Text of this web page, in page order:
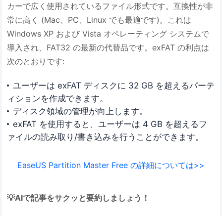
カーで広く使用されているファイル形式です。互換性が非
常に高く (Mac、PC、Linux でも最適です)。これは
Windows XP および Vista オペレーティング システムで
導入され、FAT32 の最新の代替品です。exFAT の利点は
次のとおりです:
ユーザーは exFAT ディスクに 32 GB を超えるパーテ
ィションを作成できます。
ディスク領域の管理が向上します。
exFAT を使用すると、ユーザーは 4 GB を超えるフ
ァイルの読み取り/書き込みを行うことができます。
EaseUS Partition Master Free の詳細については>>
💡AIで記事をサクッと要約しましょう！